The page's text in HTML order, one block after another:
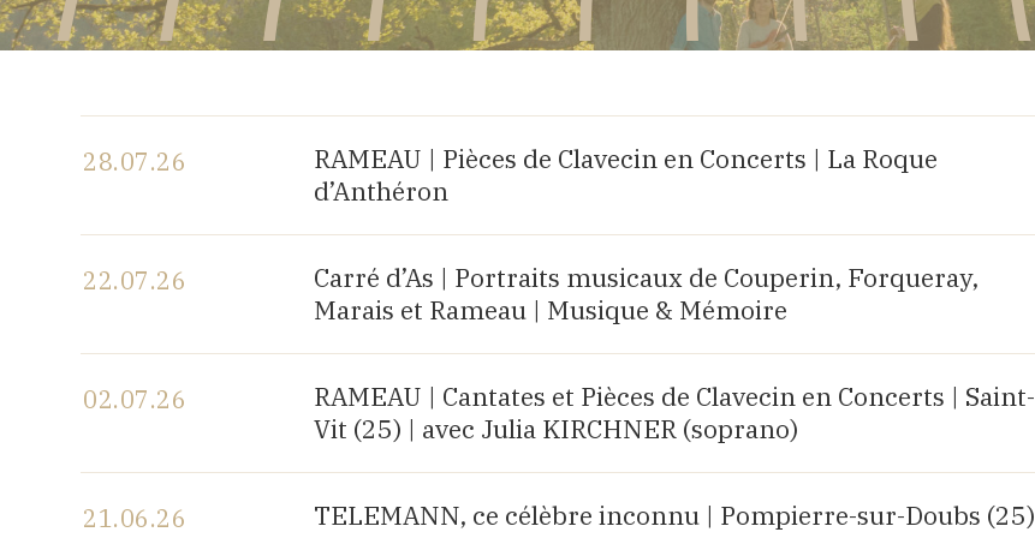
28.07.26
RAMEAU | Pièces de Clavecin en Concerts | La Roque
d’Anthéron
22.07.26
Carré d’As | Portraits musicaux de Couperin, Forqueray,
Marais et Rameau | Musique & Mémoire
02.07.26
RAMEAU | Cantates et Pièces de Clavecin en Concerts | Saint-
Vit (25) | avec Julia KIRCHNER (soprano)
21.06.26 TELEMANN, ce célèbre inconnu | Pompierre-sur-Doubs (25)